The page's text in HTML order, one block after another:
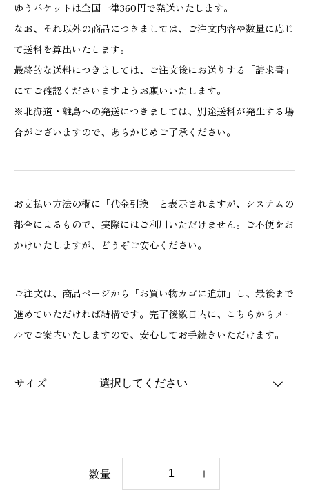
ゆうパケットは全国一律360円で発送いたします。
なお、それ以外の商品につきましては、ご注文内容や数量に応じ
て送料を算出いたします。
最終的な送料につきましては、ご注文後にお送りする「請求書」
にてご確認くださいますようお願いいたします。
※北海道・離島への発送につきましては、別途送料が発生する場
合がございますので、あらかじめご了承ください。
お支払い方法の欄に「代金引換」と表示されますが、システムの
都合によるもので、実際にはご利用いただけません。ご不便をお
かけいたしますが、どうぞご安心ください。
ご注文は、商品ページから「お買い物カゴに追加」し、最後まで
進めていただければ結構です。完了後数日内に、こちらからメー
ルでご案内いたしますので、安心してお手続きいただけます。
サイズ
数量